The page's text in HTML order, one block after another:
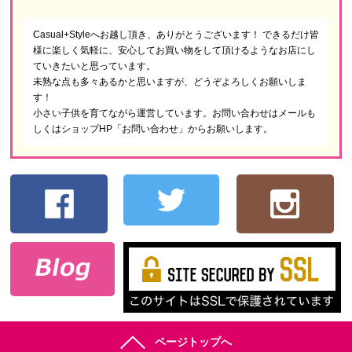
Casual+Styleへお越し頂き、ありがとうございます！ できるだけ皆
様に楽しく気軽に、安心してお買い物をして頂けるようなお店にし
ていきたいと思っています。
未熟な点も多々あるかと思いますが、どうぞよろしくお願いしま
す！
小さい子供を育てながら運営しています。お問い合わせはメールも
しくはショップHP「お問い合わせ」からお願いします。
ページトップへ